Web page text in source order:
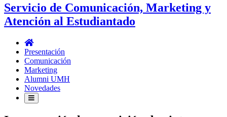
Servicio de Comunicación, Marketing y
Atención al Estudiantado
Servicio
de
Comunicación,
Marketing
y
Atención
al
Estudiantado
Presentación
Comunicación
Marketing
Alumni UMH
Novedades